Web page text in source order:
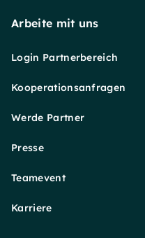
Arbeite mit uns
Login Partnerbereich
Kooperationsanfragen
Werde Partner
Presse
Teamevent
Karriere